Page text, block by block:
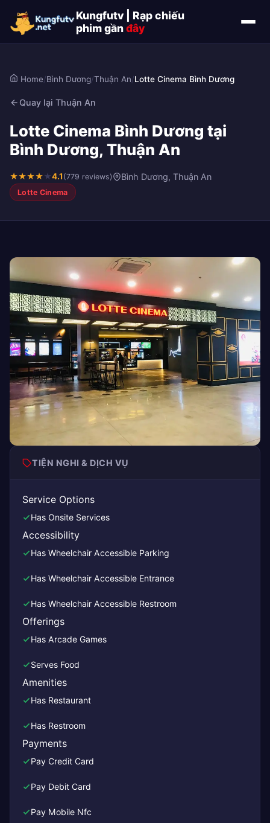
Kungfutv | Rạp chiếu
phim gầnđây
Home/Bình Dương/Thuận An/Lotte Cinema Bình Dương
Quay lại Thuận An
Lotte Cinema Bình Dương tại
Bình Dương, Thuận An
★★★★★4.1 (779 reviews) Bình Dương, Thuận An
Lotte Cinema
TIỆN NGHI & DỊCH VỤ
Service Options
Has Onsite Services
Accessibility
Has Wheelchair Accessible Parking
Has Wheelchair Accessible Entrance
Has Wheelchair Accessible Restroom
Offerings
Has Arcade Games
Serves Food
Amenities
Has Restaurant
Has Restroom
Payments
Pay Credit Card
Pay Debit Card
Pay Mobile Nfc